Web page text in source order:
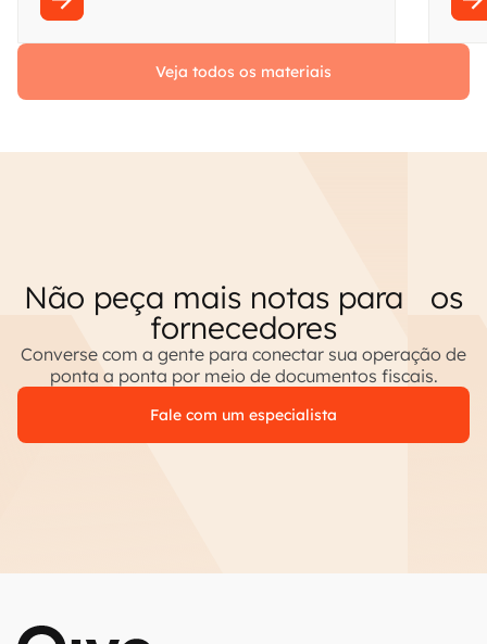
Veja todos os materiais
Não peça mais notas para os
fornecedores
Converse com a gente para conectar sua operação de
ponta a ponta por meio de documentos fiscais.
Fale com um especialista